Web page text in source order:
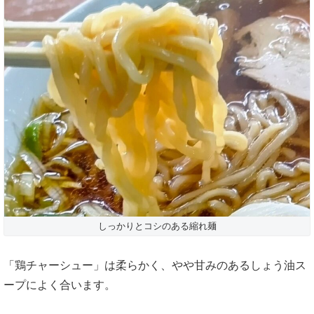
しっかりとコシのある縮れ麺
「鶏チャーシュー」は柔らかく、やや甘みのあるしょう油ス
ープによく合います。